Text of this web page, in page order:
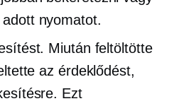
nyomatot.
Miután feltöltötte
az érdeklődést,
Ezt